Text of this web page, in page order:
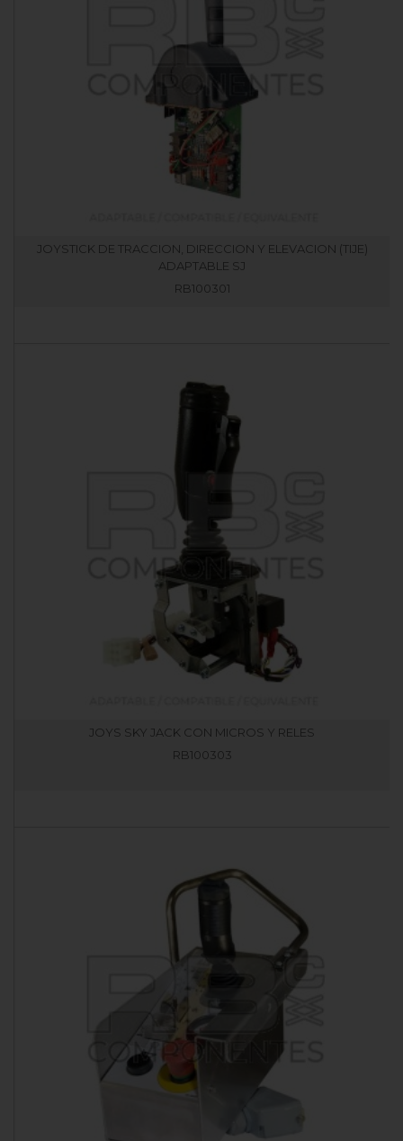
JOYSTICK DE TRACCION, DIRECCION Y ELEVACION (TIJE)
ADAPTABLE SJ
RB100301
JOYS SKY JACK CON MICROS Y RELES
RB100303